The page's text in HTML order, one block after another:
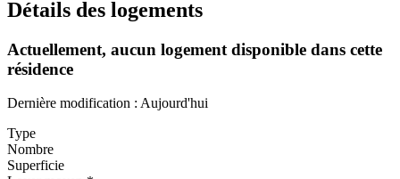
Détails des logements
Actuellement, aucun logement disponible dans cette
résidence
Dernière modification : Aujourd'hui
Type
Nombre
Superficie